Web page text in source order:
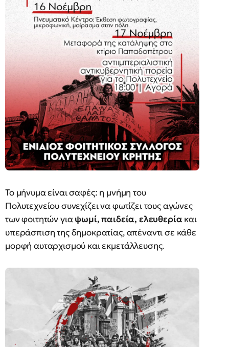
Το μήνυμα είναι σαφές: η μνήμη του
Πολυτεχνείου συνεχίζει να φωτίζει τους αγώνες
των φοιτητών γιαψωμί, παιδεία, ελευθερία και
υπεράσπιση της δημοκρατίας, απέναντι σε κάθε
μορφή αυταρχισμού και εκμετάλλευσης.